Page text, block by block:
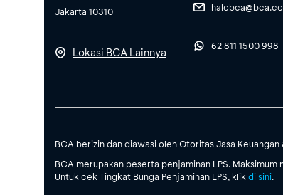
Jakarta 10310
Lokasi BCA Lainnya
62 811 1500 998
BCA berizin dan diawasi oleh Otoritas Jasa Keuangan
BCA merupakan peserta penjaminan LPS. Maksimum
Untuk cek Tingkat Bunga Penjaminan LPS, klikdi sini.